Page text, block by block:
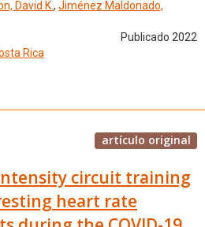
David K., Jiménez Maldonado,
Publicado 2022
Rica
artículo original
circuit training
heart rate